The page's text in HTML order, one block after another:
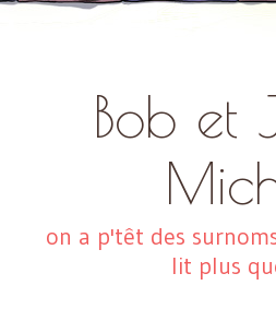
Bob et
on a p'têt des
lit plus